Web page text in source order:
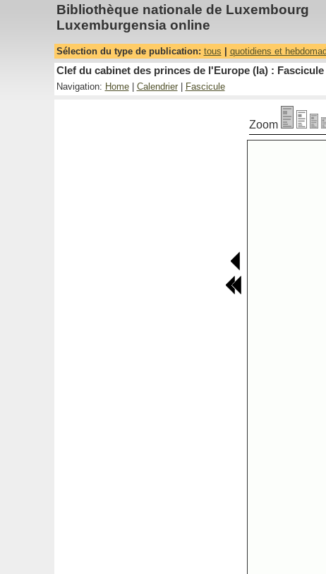
Bibliothèque nationale de Luxembourg
Luxemburgensia online
Sélection du type de publication: tous quotidiens et
Clef du cabinet des princes de l'Europe (la) : Fascicule
Navigation: Home| Calendrier| Fascicule
Zoom